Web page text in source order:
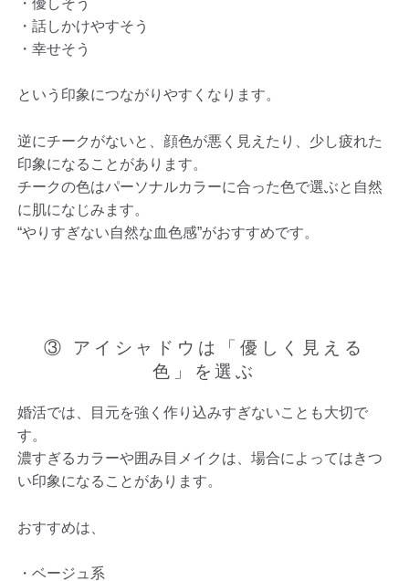
・話しかけやすそう
・幸せそう
という印象につながりやすくなります。
逆にチークがないと、顔色が悪く見えたり、少し疲れた
印象になることがあります。
チークの色はパーソナルカラーに合った色で選ぶと自然
に肌になじみます。
“やりすぎない自然な血色感”がおすすめです。
③ アイシャドウは「優しく見える
色」を選ぶ
婚活では、目元を強く作り込みすぎないことも大切で
す。
濃すぎるカラーや囲み目メイクは、場合によってはきつ
い印象になることがあります。
おすすめは、
・ベージュ系